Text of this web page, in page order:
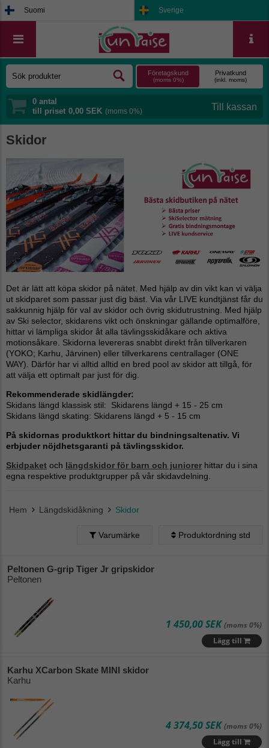
Suomi Sverige
Företagskund
(moms 0%)
Privatkund
(inkl. moms)
0 antal
till priset 0,00 SEK (moms 0%)
Skidor
Det är lätt att köpa skidor på nätet. Med hjälp av din vikt kan vi välja
ut skidparet som passar just dig bäst. Via vår LIVE kundtjänst får du
sakkunnig hjälp för val av skidor och övrig skidutrustning. Med hjälp
av Ski selector, skidarens vikt och önskningar gällande optimalföre,
hittar vi lämpliga skidor åt alla tävlingsskidåkare och aktiva
motionsåkare. Skidorna levereras snabbt direkt från tillverkaren
(YOKO; Karhu, Järvinen) eller tillverkarens centrallager (ONE
WAY). Därför har vi alltid alltid en bred pool av skidor att tillgå, för
att välja ett optimalt par just för dig.
Rekommenderade skidlängder:
Skidans längd klassisk stil: Skidarens längd + 15 - 25 cm
Skidans längd skating: Skidarens längd + 5 - 15 cm
På skidornas produktkort hittar du bindningsaltenativ. Vi
erbjuder nöjdhetsgaranti på tävlingsskidor.
Skidpaket och längdskidor för barn och juniorer hittar du i sina
egna respektive produktgrupper på vår skidavdelning.
Hem Längdskidåkning Skidor
Varumärke Produktordning std
Produktordning std
Lägsta pris
Varumärke (Ö - A)
Nyaste
Peltonen G-grip Tiger Jr gripskidor
Peltonen
1 450,00 SEK(moms 0%)
Lägg till
Karhu XCarbon Skate MINI skidor
Karhu
4 374,50 SEK(moms 0%)
Lägg till